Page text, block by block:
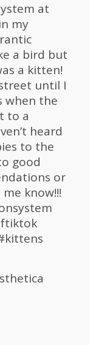
at
my
a bird but
a kitten!
until I
when the
to a
heard
to the
good
or
know!!!